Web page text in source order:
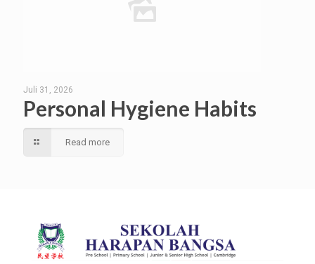
Juli 31, 2026
Personal Hygiene Habits
Read more